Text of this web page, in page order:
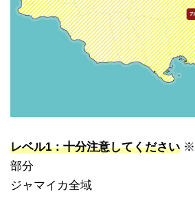
レベル1：十分注意してください ※
部分
ジャマイカ全域